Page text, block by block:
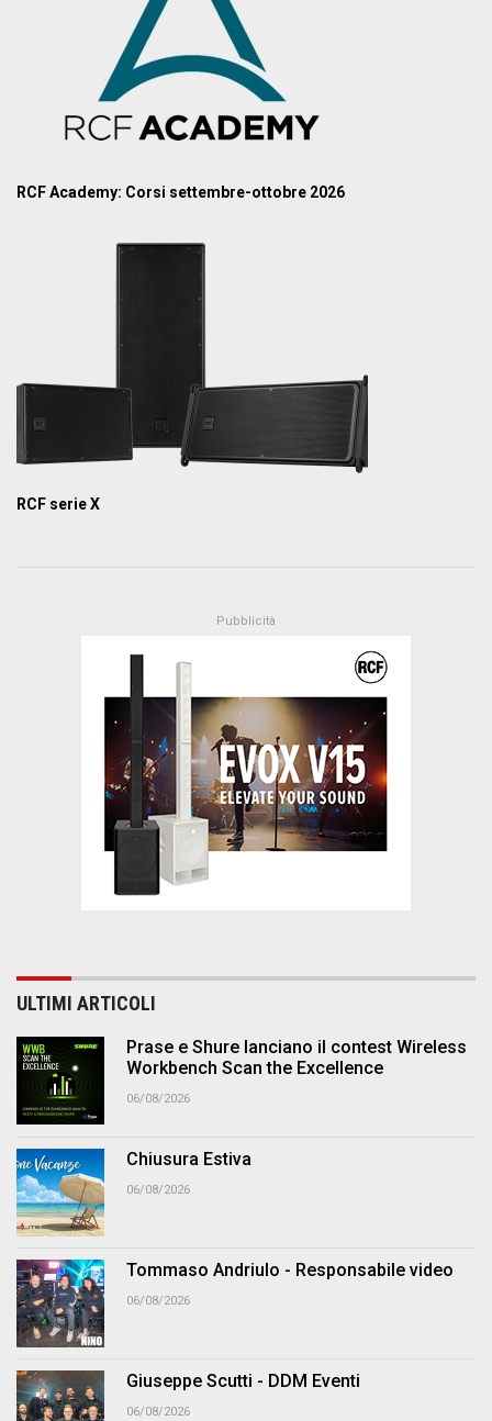
RCF Academy: Corsi settembre-ottobre 2026
RCF serie X
ULTIMI ARTICOLI
Prase e Shure lanciano il contest Wireless
Workbench Scan the Excellence
06/08/2026
Chiusura Estiva
06/08/2026
Tommaso Andriulo - Responsabile video
06/08/2026
Giuseppe Scutti - DDM Eventi
06/08/2026